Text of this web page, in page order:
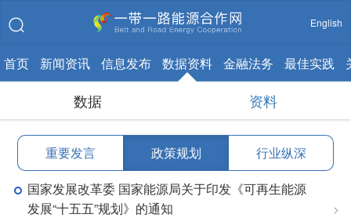
English
首页 新闻资讯 信息发布 数据资料 金融法务 最佳实践
数据 资料
重要发言 政策规划
行业纵深
国家发展改革委 国家能源局关于印发《可再生能源
发展“十五五”规划》的通知
>